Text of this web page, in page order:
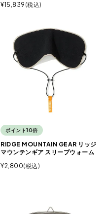
¥15,839 税込
ポイント10倍
RIDGE MOUNTAIN GEAR リッジ
マウンテンギア スリープウォーム
¥2,800 税込